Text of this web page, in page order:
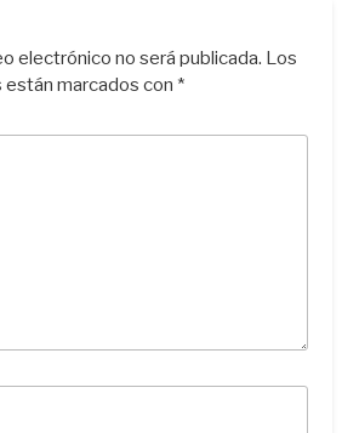
electrónico no será publicada. Los
marcados con *